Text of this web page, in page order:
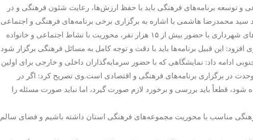
و توسعه برنامه‌های فرهنگی باید با حفظ ارزش‌ها، رعایت شئون فرهنگی و در
سید محمدرضا هاشمی با اشاره به برگزاری برخی برنامه‌های فرهنگی و اجتماعی
در خراسان جنوبی اظهار کرد: در یکی از برنامه‌های شهرداری با حضور بیش از ۱۵ هزار نفر، محوریت با نشاط اجتماعی و خانواده
این قبیل برنامه‌ها باید با دقت و توجه کامل به مسائل فرهنگی برگزار شود
ادامه داد: نمایشگاهی که با حضور سرمایه‌گذاران داخلی و خارجی برای اولین
وحدت در برگزاری برنامه‌های فرهنگی و اقتصادی است.وی تصریح کرد: اگر در
شود، قطعاً باید بررسی و برخورد لازم صورت گیرد، اما نباید صورت مسئله را
فرهنگی مناسب با محوریت مجموعه‌های فرهنگی استان داشته باشیم و فضای سالم